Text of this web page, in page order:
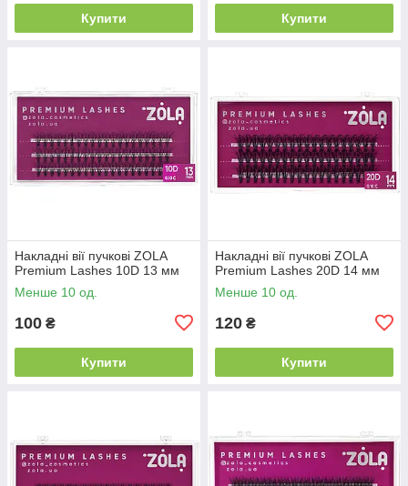
Купити Купити
Накладні вії пучкові ZOLA
Premium Lashes 10D 13 мм
Менше 10 од.
100 ₴
Купити
Накладні вії пучкові ZOLA
Premium Lashes 20D 14 мм
Менше 10 од.
120 ₴
Купити